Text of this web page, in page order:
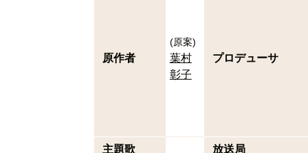
原作者
(原案)
葉村
彰子
プロデューサ
主題歌 放送局